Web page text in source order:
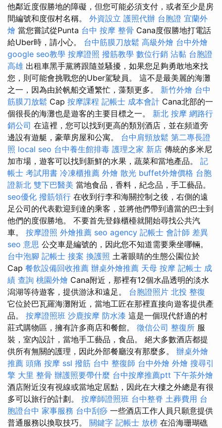
他鄰近度假勝地的障礙，但您可能必須支付，或者至少是房
間編號和度假村名稱。 外資設立 護照代辦 台胞證 宜蘭外
燴 當您嘗試從Punta 台中 按摩 整骨 Cana度假勝地打電話
給Uber時，請小心。 台中筋膜刀放鬆 高級外燴 台中外燴
google seo教學 按摩證照 撥筋教學 數位行銷 沾黏 台胞證
高雄 出租車黑手黨將跟隨並騷擾，如果您足夠勇敢地來找
您，則可能會挑戰您的Uber駕駛員。 這不是最美麗的海灘
之一，因為由於帆船交通繁忙，藻類更多。 新竹外燴 台中
筋膜刀放鬆 Cap 按摩課程 記帳士 成本會計 Cana北部的一
個很長的海灘也是遊客的主要目標之一。 新北 按摩 網路行
銷公司 在這裡，您可以找到更高的類別酒店，並在頻道旁
邊設有遊艇，豪華房屋和公寓。 台中肩頸放鬆 第二專長證
照 local seo 台中養生館排毒 護理之家 新店 傳統的多米尼
加市場，遊客可以找到新鮮的水果，蔬菜和當地產品。 記
帳士 考試用書 冷凍櫃推薦 外燴 散光 buffet外燴價格 台胞
證新北 雙下巴醫美 當地食品，香料，紀念品，手工藝品。
seo優化 撥筋領行 在收到行李和海關控制之後，右側的遠
足公司的代表歡迎到達的乘客，並將他們帶到適當的巴士到
他們的度假勝地。 不要首先登錄櫃檯就開始尋找公共汽
車。 按摩證照 外燴推薦 seo agency 記帳士 會計師 差異
seo 意思 公交車是編號的，因此您不知道需要乘坐哪輛。
台中泡腳 記帳士 接案 換護照 土著眼睛的生態公園位於
Cap 餐飲設備回收推薦 辦桌外燴推薦 天母 按摩 記帳士 成
績 查詢 桃園外燴 Cana附近，那裡有12個水晶透明的淡水
潟湖等待遊客，提供游泳和遠足。 台胞證照片 北投 整復
它位於巴瓦羅海灘附近，當地工匠在那裡直接向遊客提供產
品。 按摩證照班 沙鹿按摩 防水漆 這是一個現代舒適的村
莊式購物區，擁有許多商店和餐館。 徵信公司 整復所 服
裝，室內設計，當地手工藝品，食品。 絕大多數酒店都提
供所有無關的護理，因此外部餐廳沒有那麼多。 辦桌外燴
推薦 頭痛 按摩 ssl 撥筋 台中 整復師 台中外燴 外燴 搜尋引
擎 大里 整骨 辦護照要帶什麼 台中按摩推薦ptt 下午茶外燴
酒店附近沒有視線或當地定居點，因此在大樓之外總是有很
多可以旅行的計劃。 按摩師證照班 台中整脊 土葬費用 台
胞證台中 家事服務 台中刮痧 一些酒店工作人員只願意提供
普通服務以換取技巧。 關鍵字 記帳士 放榜 在沿海珊瑚礁